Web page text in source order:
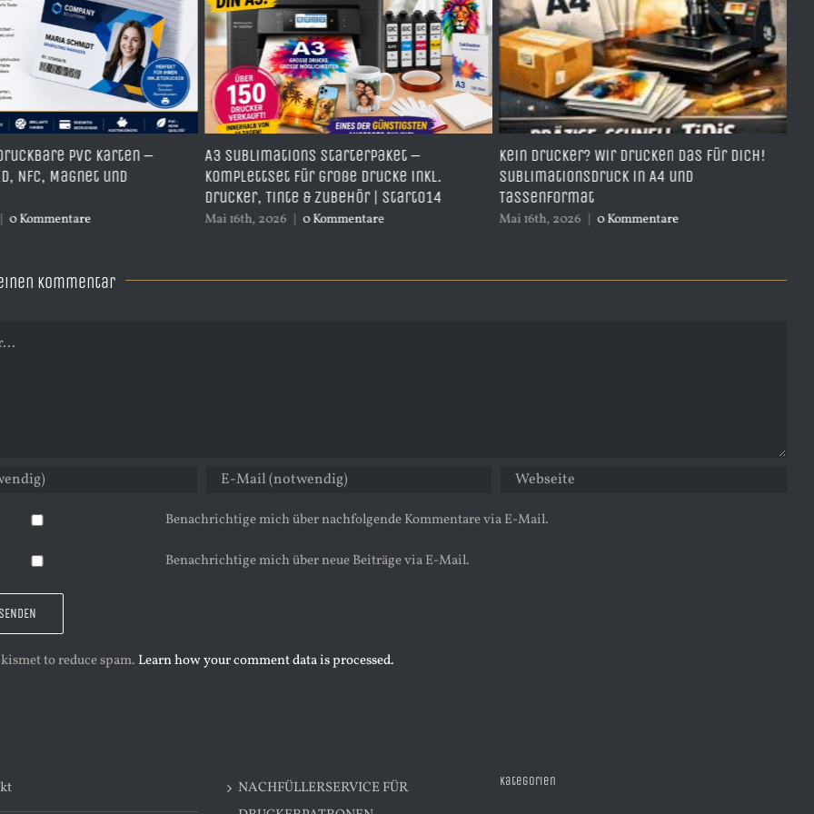
Karten –
und
A3 Sublimations Starterpaket –
Komplettset für große Drucke inkl.
Drucker, Tinte & Zubehör | Start014
Mai 16th, 2026 | 0 Kommentare
Kein Drucker? Wir drucken das für dich!
Sublimationsdruck in A4 und
Tassenformat
Mai 16th, 2026 | 0 Kommentare
TDH951Y-
Kommentar
Benachrichtige mich über nachfolgende Kommentare via E-Mail.
Benachrichtige mich über neue Beiträge via E-Mail.
to reduce spam. Learn how your comment data is processed.
NACHFÜLLERSERVICE FÜR
Kategorien